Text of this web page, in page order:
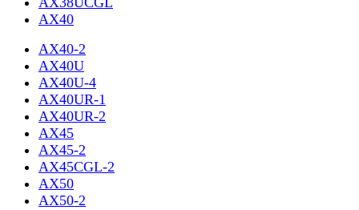
AX40
AX40-2
AX40U
AX40U-4
AX40UR-1
AX40UR-2
AX45
AX45-2
AX45CGL-2
AX50
AX50-2